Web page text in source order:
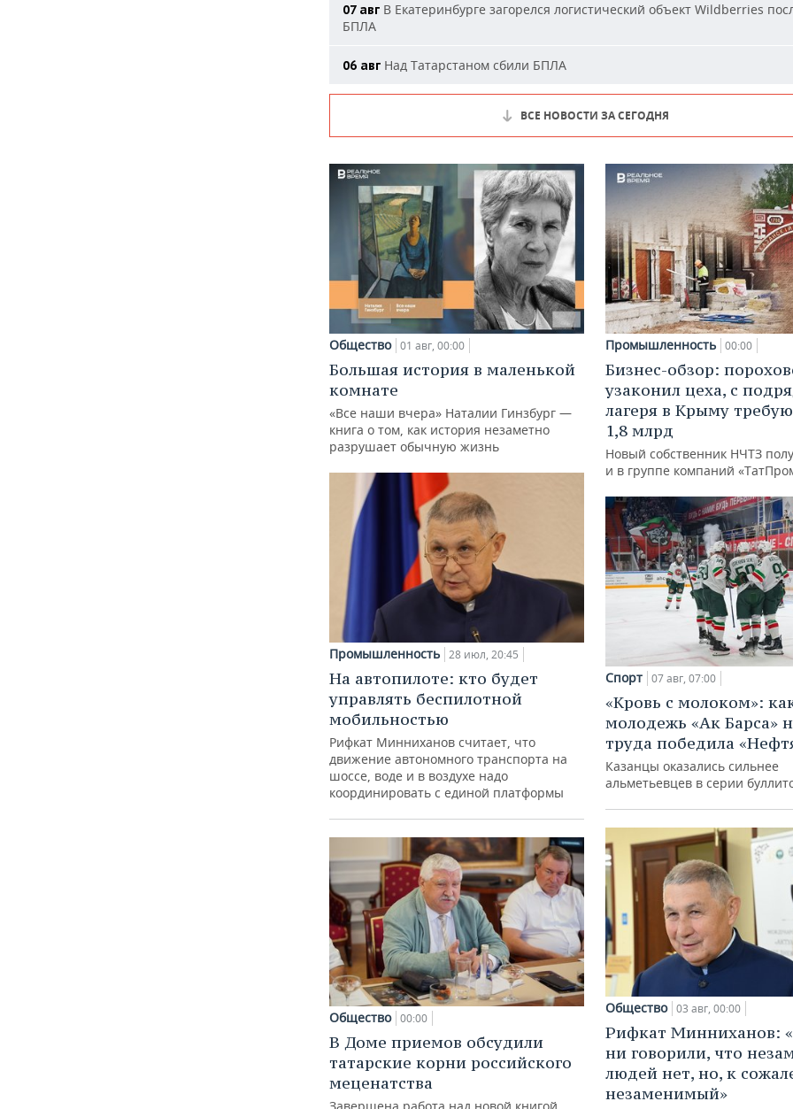
07 авг В Екатеринбурге загорелся логистический объект Wildberries
БПЛА
06 авг Над Татарстаном сбили БПЛА
ВСЕ НОВОСТИ ЗА СЕГОДНЯ
Общество 01 авг, 00:00
Большая история в маленькой
комнате
«Все наши вчера» Наталии Гинзбург —
книга о том, как история незаметно
разрушает обычную жизнь
Промышленность 28 июл, 20:45
На автопилоте: кто будет
управлять беспилотной
мобильностью
Рифкат Минниханов считает, что
движение автономного транспорта на
шоссе, воде и в воздухе надо
координировать с единой платформы
Общество 00:00
В Доме приемов обсудили
татарские корни российского
меценатства
Промышленность 00:00
Бизнес-обзор:
узаконил цеха, с
лагеря в Крыму
1,8 млрд
Новый собственник НЧТЗ
и в группе компаний
Спорт 07 авг, 07:00
«Кровь с молоком»:
молодежь «Ак Барса»
труда победила
Казанцы оказались сильнее
альметьевцев в серии
Общество 03 авг, 00:00
Рифкат Минниханов:
ни говорили, что
людей нет, но, к
незаменимый»